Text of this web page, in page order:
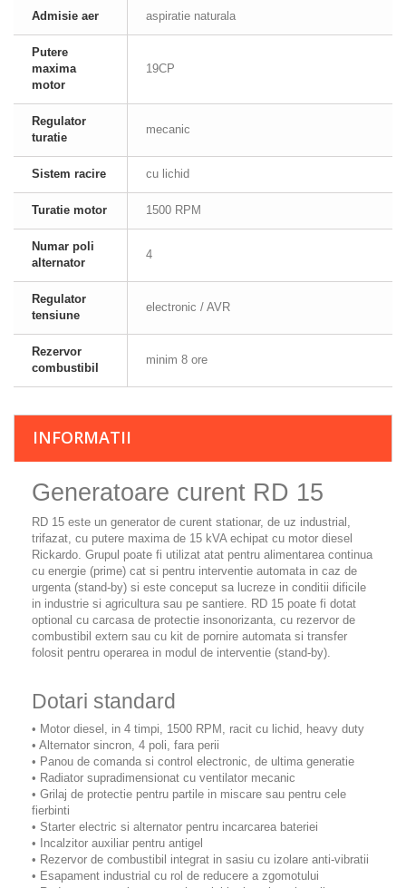
Admisie aer aspiratie naturala
Putere
maxima
motor
19CP
Regulator
turatie
mecanic
Sistem racire cu lichid
Turatie motor 1500 RPM
Numar poli
alternator
4
Regulator
tensiune
electronic / AVR
Rezervor
combustibil
minim 8 ore
INFORMATII
Generatoare curent RD 15
RD 15 este un generator de curent stationar, de uz industrial,
trifazat, cu putere maxima de 15 kVA echipat cu motor diesel
Rickardo. Grupul poate fi utilizat atat pentru alimentarea continua
cu energie (prime) cat si pentru interventie automata in caz de
urgenta (stand-by) si este conceput sa lucreze in conditii dificile
in industrie si agricultura sau pe santiere. RD 15 poate fi dotat
optional cu carcasa de protectie insonorizanta, cu rezervor de
combustibil extern sau cu kit de pornire automata si transfer
folosit pentru operarea in modul de interventie (stand-by).
Dotari standard
• Motor diesel, in 4 timpi, 1500 RPM, racit cu lichid, heavy duty
• Alternator sincron, 4 poli, fara perii
• Panou de comanda si control electronic, de ultima generatie
• Radiator supradimensionat cu ventilator mecanic
• Grilaj de protectie pentru partile in miscare sau pentru cele
fierbinti
• Starter electric si alternator pentru incarcarea bateriei
• Incalzitor auxiliar pentru antigel
• Rezervor de combustibil integrat in sasiu cu izolare anti-vibratii
• Esapament industrial cu rol de reducere a zgomotului